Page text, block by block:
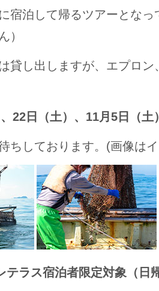
宿泊して帰るツアーとな
）
貸し出しますが、エプロ
22日（土）、11月5日（
ちしております。(画像は
テラス宿泊者限定対象（日